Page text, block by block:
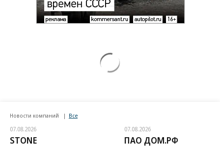
Новости компаний Все
07.08.2026
STONE
07.08.2026
ПАО ДОМ.РФ